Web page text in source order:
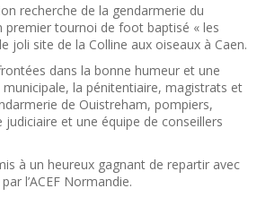
recherche de la gendarmerie du
premier tournoi de foot baptisé « les
joli site de la Colline aux oiseaux à Caen.
dans la bonne humeur et une
la pénitentiaire, magistrats et
de Ouistreham, pompiers,
et une équipe de conseillers
à un heureux gagnant de repartir avec
l’ACEF Normandie.